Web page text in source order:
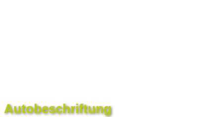
Autobeschriftung